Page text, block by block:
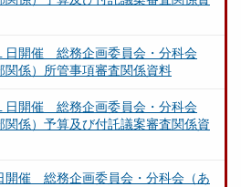
日開催 総務企画委員会・分科会
関係）所管事項審査関係資料
日開催 総務企画委員会・分科会
関係）予算及び付託議案審査関係資
開催 総務企画委員会・分科会（あ